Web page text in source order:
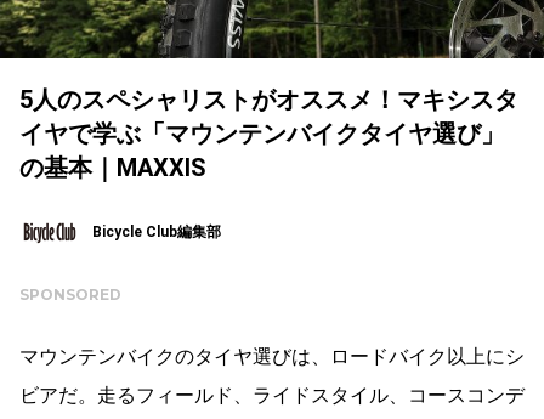
5人のスペシャリストがオススメ！マキシスタ
イヤで学ぶ「マウンテンバイクタイヤ選び」
の基本｜MAXXIS
Bicycle Club編集部
SPONSORED
マウンテンバイクのタイヤ選びは、ロードバイク以上にシ
ビアだ。走るフィールド、ライドスタイル、コースコンデ